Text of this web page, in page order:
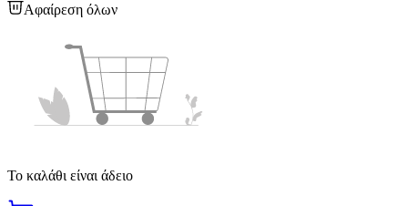
Αφαίρεση όλων
Το καλάθι είναι άδειο